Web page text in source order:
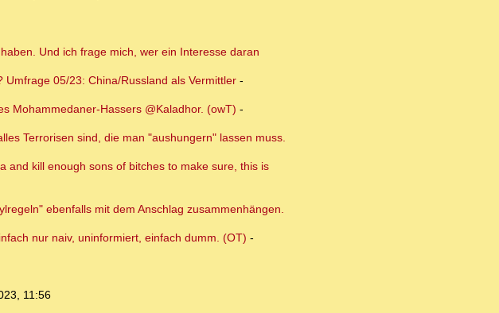
Und ich frage mich, wer ein Interesse daran
05/23: China/Russland als Vermittler-
Mohammedaner-Hassers @Kaladhor. (owT) -
Terrorisen sind, die man "aushungern" lassen muss.
and kill enough sons of bitches to make sure, this is
ebenfalls mit dem Anschlag zusammenhängen.
nur naiv, uninformiert, einfach dumm. (OT) -
11:56